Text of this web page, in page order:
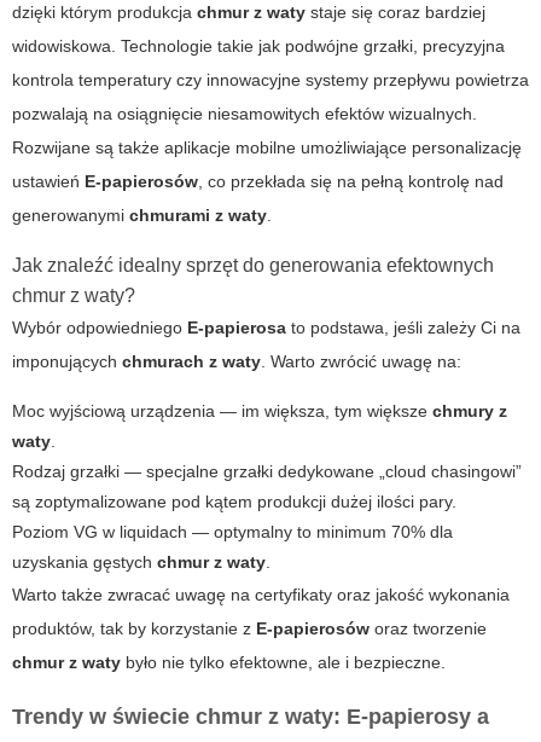
dzięki którym produkcja chmur z waty staje się coraz bardziej
widowiskowa. Technologie takie jak podwójne grzałki, precyzyjna
kontrola temperatury czy innowacyjne systemy przepływu powietrza
pozwalają na osiągnięcie niesamowitych efektów wizualnych.
Rozwijane są także aplikacje mobilne umożliwiające personalizację
ustawień E-papierosów, co przekłada się na pełną kontrolę nad
generowanymi chmurami z waty.
Jak znaleźć idealny sprzęt do generowania efektownych
chmur z waty?
Wybór odpowiedniego E-papierosa to podstawa, jeśli zależy Ci na
imponujących chmurach z waty. Warto zwrócić uwagę na:
Moc wyjściową urządzenia — im większa, tym większe chmury z
waty.
Rodzaj grzałki — specjalne grzałki dedykowane „cloud chasingowi”
są zoptymalizowane pod kątem produkcji dużej ilości pary.
Poziom VG w liquidach — optymalny to minimum 70% dla
uzyskania gęstych chmur z waty.
Warto także zwracać uwagę na certyfikaty oraz jakość wykonania
produktów, tak by korzystanie z E-papierosów oraz tworzenie
chmur z waty było nie tylko efektowne, ale i bezpieczne.
Trendy w świecie chmur z waty: E-papierosy a